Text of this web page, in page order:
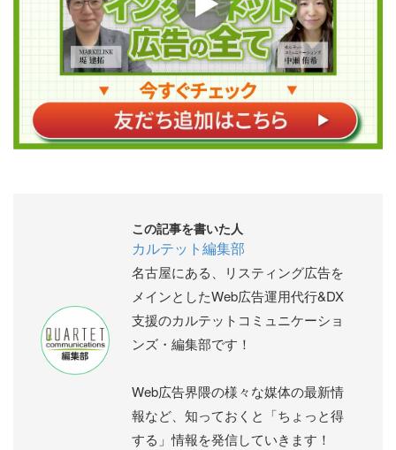
この記事を書いた人
カルテット編集部
名古屋にある、リスティング広告を
メインとしたWeb広告運用代行&DX
支援のカルテットコミュニケーショ
ンズ・編集部です！
Web広告界隈の様々な媒体の最新情
報など、知っておくと「ちょっと得
する」情報を発信していきます！